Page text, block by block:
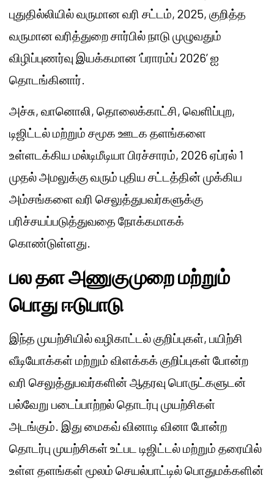
புதுதில்லியில் வருமான வரி சட்டம், 2025, குறித்த
வருமான வரித்துறை சார்பில் நாடு முழுவதும்
விழிப்புணர்வு இயக்கமான ‘ப்ராரம்ப் 2026’ ஐ
தொடங்கினார்.
அச்சு, வானொலி, தொலைக்காட்சி, வெளிப்புற,
டிஜிட்டல் மற்றும் சமூக ஊடக தளங்களை
உள்ளடக்கிய மல்டிமீடியா பிரச்சாரம், 2026 ஏப்ரல் 1
முதல் அமலுக்கு வரும் புதிய சட்டத்தின் முக்கிய
அம்சங்களை வரி செலுத்துபவர்களுக்கு
பரிச்சயப்படுத்துவதை நோக்கமாகக்
கொண்டுள்ளது.
பல தள அணுகுமுறை மற்றும்
பொது ஈடுபாடு
இந்த முயற்சியில் வழிகாட்டல் குறிப்புகள், பயிற்சி
வீடியோக்கள் மற்றும் விளக்கக் குறிப்புகள் போன்ற
வரி செலுத்துபவர்களின் ஆதரவு பொருட்களுடன்
பல்வேறு படைப்பாற்றல் தொடர்பு முயற்சிகள்
அடங்கும். இது மைகவ் வினாடி வினா போன்ற
தொடர்பு முயற்சிகள் உட்பட டிஜிட்டல் மற்றும் தரையில்
உள்ள தளங்கள் மூலம் செயல்பாட்டில் பொதுமக்களின்